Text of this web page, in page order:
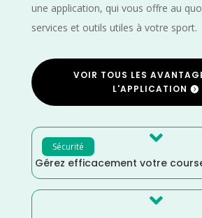
une application, qui vous offre au
services et outils utiles à votre sport.
VOIR TOUS LES
L'APPLICATION
Sécurité 
Gérez efficacement votre
